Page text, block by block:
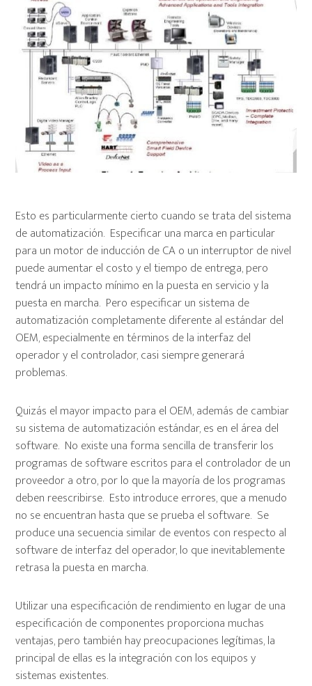
Esto es particularmente cierto cuando se trata del sistema
de automatización. Especificar una marca en particular
para un motor de inducción de CA o un interruptor de nivel
puede aumentar el costo y el tiempo de entrega, pero
tendrá un impacto mínimo en la puesta en servicio y la
puesta en marcha. Pero especificar un sistema de
automatización completamente diferente al estándar del
OEM, especialmente en términos de la interfaz del
operador y el controlador, casi siempre generará
problemas.
Quizás el mayor impacto para el OEM, además de cambiar
su sistema de automatización estándar, es en el área del
software. No existe una forma sencilla de transferir los
programas de software escritos para el controlador de un
proveedor a otro, por lo que la mayoría de los programas
deben reescribirse. Esto introduce errores, que a menudo
no se encuentran hasta que se prueba el software. Se
produce una secuencia similar de eventos con respecto al
software de interfaz del operador, lo que inevitablemente
retrasa la puesta en marcha.
Utilizar una especificación de rendimiento en lugar de una
especificación de componentes proporciona muchas
ventajas, pero también hay preocupaciones legítimas, la
principal de ellas es la integración con los equipos y
sistemas existentes.